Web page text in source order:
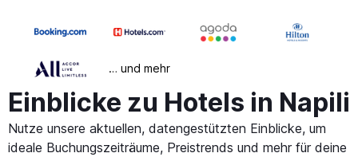
… und mehr
Einblicke zu Hotels in Napili
Nutze unsere aktuellen, datengestützten Einblicke, um
ideale Buchungszeiträume, Preistrends und mehr für deine